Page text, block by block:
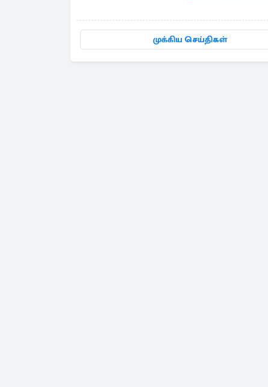
முக்கிய செய்திகள்